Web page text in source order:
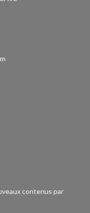
contenus par